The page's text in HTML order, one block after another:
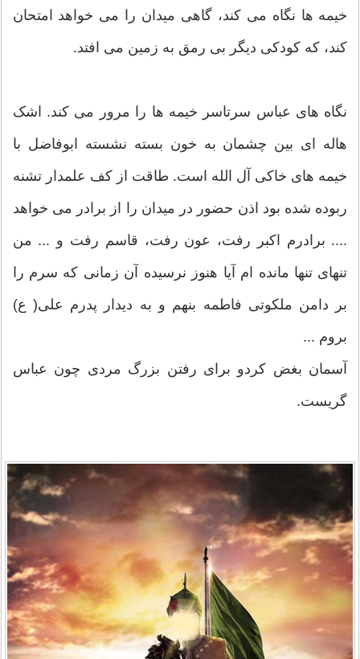
خیمه ها نگاه می کند، گاهی میدان را می خواهد امتحان
کند، که کودکی دیگر بی رمق به زمین می افتد.
نگاه های عباس سرتاسر خیمه ها را مرور می کند. اشک
هاله ای بین چشمان به خون بسته نشسته ابوفاضل با
خیمه های خاکی آل الله است. طاقت از کف علمدار تشنه
ربوده شده بود اذن حضور در میدان را از برادر می خواهد
.... برادرم اکبر رفت، عون رفت، قاسم رفت و ... من
تنهای تنها مانده ام آیا هنوز نرسیده آن زمانی که سرم را
بر دامن ملکوتی فاطمه بنهم و به دیدار پدرم علی( ع)
بروم ...
آسمان بغض کردو برای رفتن بزرگ مردی چون عباس
گریست.